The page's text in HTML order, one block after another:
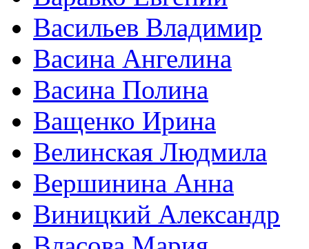
Васильев Владимир
Васина Ангелина
Васина Полина
Ващенко Ирина
Велинская Людмила
Вершинина Анна
Виницкий Александр